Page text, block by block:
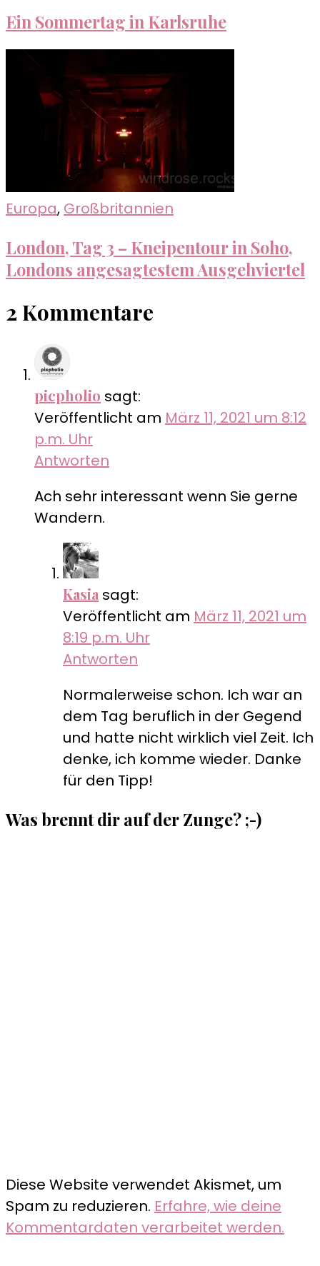
Ein Sommertag in Karlsruhe
Europa, Großbritannien
London, Tag 3 – Kneipentour in Soho,
Londons angesagtestem Ausgehviertel
2 Kommentare
picpholio sagt:
Veröffentlicht am März 11, 2021 um 8:12
p.m. Uhr
Antworten
Ach sehr interessant wenn Sie gerne
Wandern.
Kasia sagt:
Veröffentlicht am März 11, 2021 um
8:19 p.m. Uhr
Antworten
Normalerweise schon. Ich war an
dem Tag beruflich in der Gegend
und hatte nicht wirklich viel Zeit. Ich
denke, ich komme wieder. Danke
für den Tipp!
Was brennt dir auf der Zunge? ;-)
Diese Website verwendet Akismet, um
Spam zu reduzieren. Erfahre, wie deine
Kommentardaten verarbeitet werden.